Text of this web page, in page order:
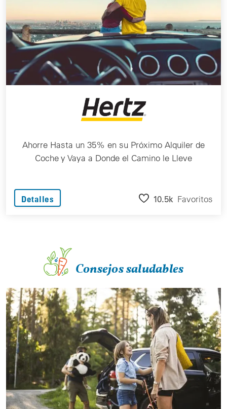
Ahorre Hasta un 35% en su Próximo Alquiler de
Coche y Vaya a Donde el Camino le Lleve
Detalles 10.5k Favoritos
Consejos saludables